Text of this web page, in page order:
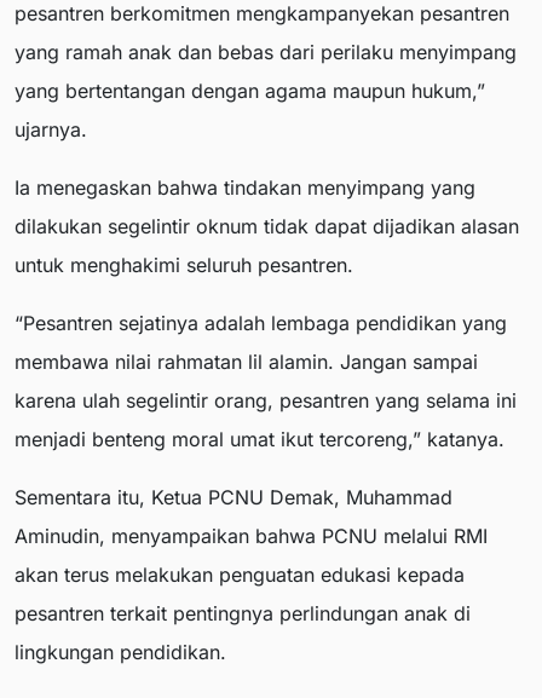
pesantren berkomitmen mengkampanyekan pesantren
yang ramah anak dan bebas dari perilaku menyimpang
yang bertentangan dengan agama maupun hukum,”
ujarnya.
Ia menegaskan bahwa tindakan menyimpang yang
dilakukan segelintir oknum tidak dapat dijadikan alasan
untuk menghakimi seluruh pesantren.
“Pesantren sejatinya adalah lembaga pendidikan yang
membawa nilai rahmatan lil alamin. Jangan sampai
karena ulah segelintir orang, pesantren yang selama ini
menjadi benteng moral umat ikut tercoreng,” katanya.
Sementara itu, Ketua PCNU Demak, Muhammad
Aminudin, menyampaikan bahwa PCNU melalui RMI
akan terus melakukan penguatan edukasi kepada
pesantren terkait pentingnya perlindungan anak di
lingkungan pendidikan.